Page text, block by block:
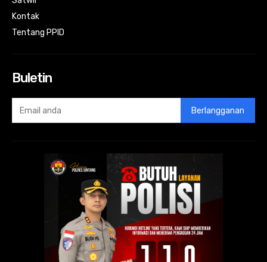
Kontak
Tentang PPID
Buletin
Berlangganan